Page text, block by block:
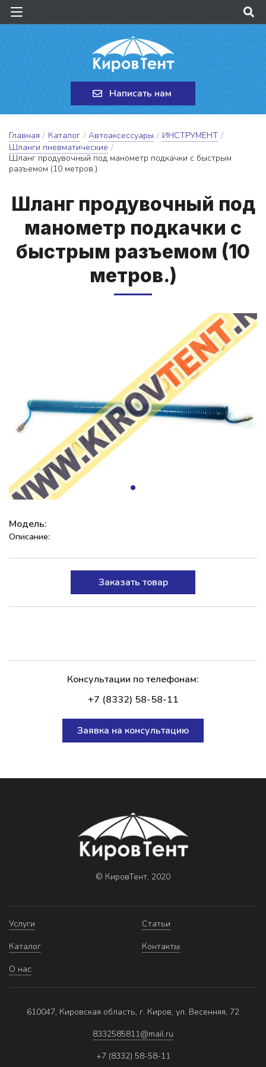
Написать нам
Главная / Каталог / Автоаксессуары / ИНСТРУМЕНТ /
Шланги пневматические /
Шланг продувочный под манометр подкачки с быстрым
разъемом (10 метров.)
Шланг про­ду­воч­ный под
ма­но­метр под­качки с
быс­трым разъ­е­мом (10
мет­ров.)
Модель:
Описание:
Заказать товар
Консультации по телефонам:
+7 (8332) 58-58-11
Заявка на консультацию
© КировТент, 2020
Услуги
Каталог
О нас
Статьи
Контакты
610047, Кировская область, г. Киров, ул. Весенняя, 72
8332585811@mail.ru
+7 (8332) 58-58-11